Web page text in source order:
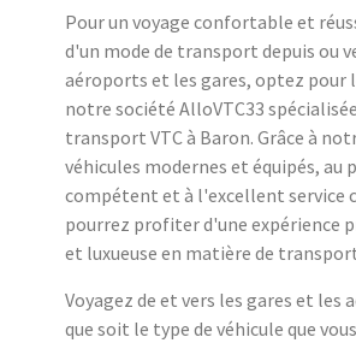
Pour un voyage confortable et
d'un mode de transport depuis ou
aéroports et les gares, optez pour
notre société AlloVTC33
transport VTC à Baron. Grâce à
véhicules modernes et équipés, au
compétent et à l'excellent service
pourrez profiter d'une expérience
et luxueuse en matière de
Voyagez de et vers les gares et les
que soit le type de véhicule que